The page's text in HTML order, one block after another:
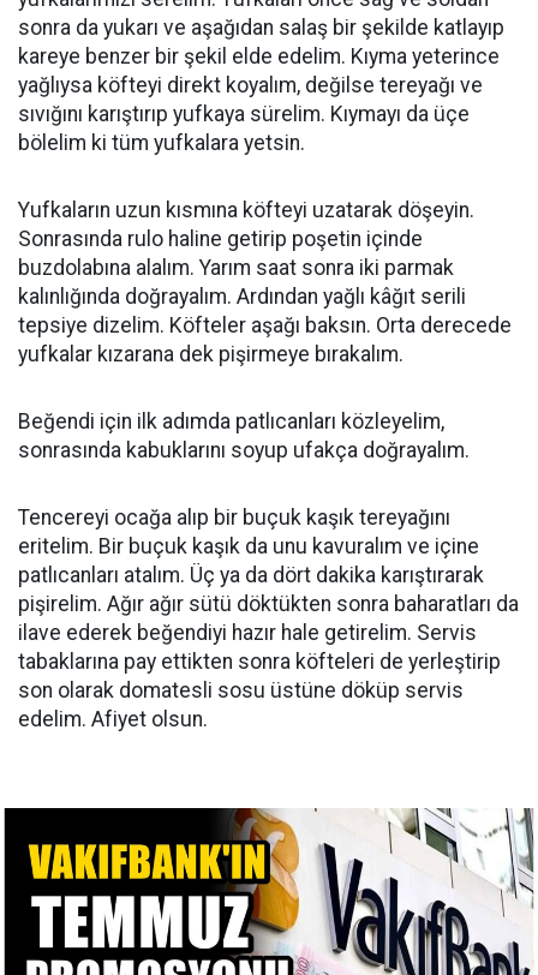
sonra da yukarı ve aşağıdan salaş bir şekilde katlayıp
kareye benzer bir şekil elde edelim. Kıyma yeterince
yağlıysa köfteyi direkt koyalım, değilse tereyağı ve
sıvığını karıştırıp yufkaya sürelim. Kıymayı da üçe
bölelim ki tüm yufkalara yetsin.
Yufkaların uzun kısmına köfteyi uzatarak döşeyin.
Sonrasında rulo haline getirip poşetin içinde
buzdolabına alalım. Yarım saat sonra iki parmak
kalınlığında doğrayalım. Ardından yağlı kâğıt serili
tepsiye dizelim. Köfteler aşağı baksın. Orta derecede
yufkalar kızarana dek pişirmeye bırakalım.
Beğendi için ilk adımda patlıcanları közleyelim,
sonrasında kabuklarını soyup ufakça doğrayalım.
Tencereyi ocağa alıp bir buçuk kaşık tereyağını
eritelim. Bir buçuk kaşık da unu kavuralım ve içine
patlıcanları atalım. Üç ya da dört dakika karıştırarak
pişirelim. Ağır ağır sütü döktükten sonra baharatları da
ilave ederek beğendiyi hazır hale getirelim. Servis
tabaklarına pay ettikten sonra köfteleri de yerleştirip
son olarak domatesli sosu üstüne döküp servis
edelim. Afiyet olsun.